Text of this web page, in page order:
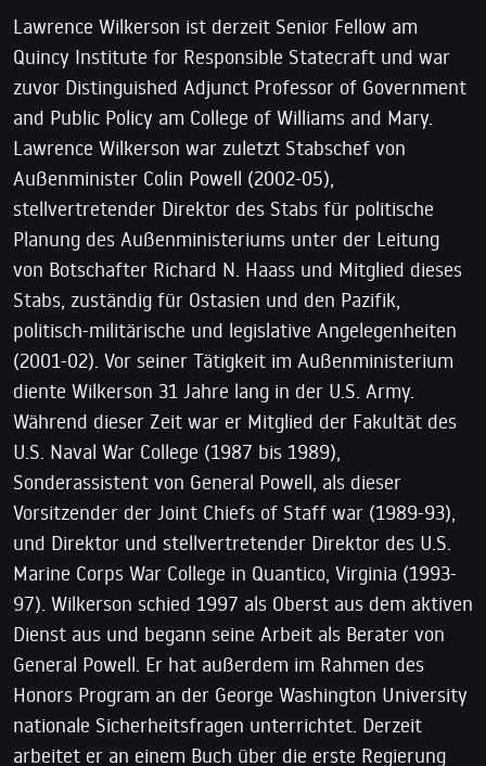
Lawrence Wilkerson ist derzeit Senior Fellow am
Quincy Institute for Responsible Statecraft und war
zuvor Distinguished Adjunct Professor of Government
and Public Policy am College of Williams and Mary.
Lawrence Wilkerson war zuletzt Stabschef von
Außenminister Colin Powell (2002-05),
stellvertretender Direktor des Stabs für politische
Planung des Außenministeriums unter der Leitung
von Botschafter Richard N. Haass und Mitglied dieses
Stabs, zuständig für Ostasien und den Pazifik,
politisch-militärische und legislative Angelegenheiten
(2001-02). Vor seiner Tätigkeit im Außenministerium
diente Wilkerson 31 Jahre lang in der U.S. Army.
Während dieser Zeit war er Mitglied der Fakultät des
U.S. Naval War College (1987 bis 1989),
Sonderassistent von General Powell, als dieser
Vorsitzender der Joint Chiefs of Staff war (1989-93),
und Direktor und stellvertretender Direktor des U.S.
Marine Corps War College in Quantico, Virginia (1993-
97). Wilkerson schied 1997 als Oberst aus dem aktiven
Dienst aus und begann seine Arbeit als Berater von
General Powell. Er hat außerdem im Rahmen des
Honors Program an der George Washington University
nationale Sicherheitsfragen unterrichtet. Derzeit
arbeitet er an einem Buch über die erste Regierung